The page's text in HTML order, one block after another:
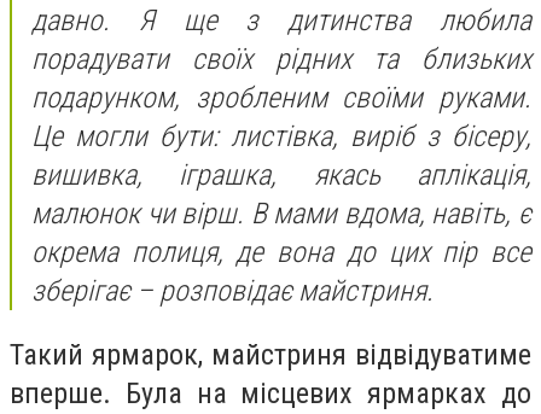
давно. Я ще з дитинства любила
порадувати своїх рідних та близьких
подарунком, зробленим своїми руками.
Це могли бути: листівка, виріб з бісеру,
вишивка, іграшка, якась аплікація,
малюнок чи вірш. В мами вдома, навіть, є
окрема полиця, де вона до цих пір все
зберігає – розповідає майстриня.
Такий ярмарок, майстриня відвідуватиме
вперше. Була на місцевих ярмарках до